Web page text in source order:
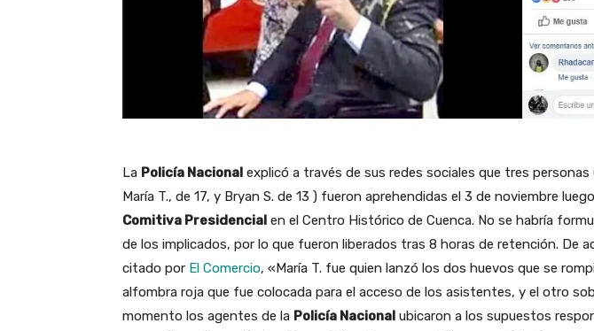
La Policía Nacional explicó a través de sus redes sociales que tres personas
María T., de 17, y Bryan S. de 13 ) fueron aprehendidas el 3 de noviembre
Comitiva Presidencial en el Centro Histórico de Cuenca. No se habría
de los implicados, por lo que fueron liberados tras 8 horas de retención. De
citado por El Comercio, «María T. fue quien lanzó los dos huevos que se
alfombra roja que fue colocada para el acceso de los asistentes, y el otro
momento los agentes de la Policía Nacional ubicaron a los supuestos